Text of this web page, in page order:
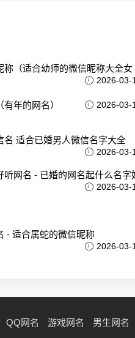
称（适合幼师的微信昵称大全女
2026-03-
年的网名） 2026-03-
名 适合已婚男人微信名字大全
2026-03-
听网名 - 已婚的网名起什么名字
2026-03-
- 适合属蛇的微信昵称
2026-03-
QQ网名 游戏网名 男生网名